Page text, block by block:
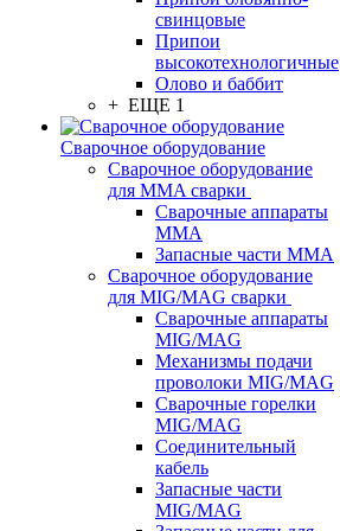
свинцовые
Припои
высокотехнологичные
Олово и баббит
+ ЕЩЕ 1
Сварочное оборудование
Сварочное оборудование
для MMA сварки
Сварочные аппараты
MMA
Запасные части MMA
Сварочное оборудование
для MIG/MAG сварки
Сварочные аппараты
MIG/MAG
Механизмы подачи
проволоки MIG/MAG
Сварочные горелки
MIG/MAG
Соединительный
кабель
Запасные части
MIG/MAG